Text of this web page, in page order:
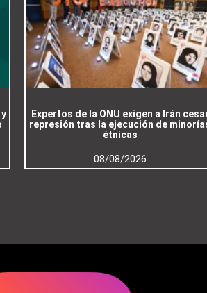
Expertos de la ONU exigen a Irán
represión tras la ejecución de
étnicas
08/08/2026